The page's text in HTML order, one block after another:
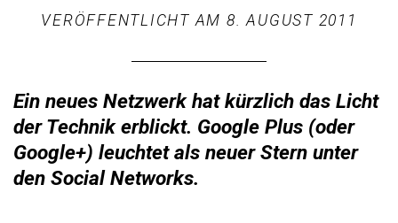
VERÖFFENTLICHT AM8. AUGUST 2011
Ein neues Netzwerk hat kürzlich das Licht
der Technik erblickt. Google Plus (oder
Google+) leuchtet als neuer Stern unter
den Social Networks.